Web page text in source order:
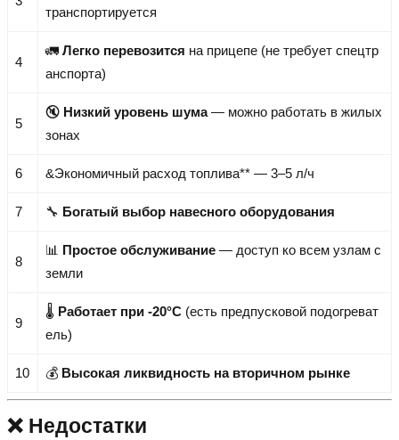
транспортируется
4
🚛 Легко перевозится на прицепе (не требует спецтр
анспорта)
5
🔇 Низкий уровень шума— можно работать в жилых
зонах
6 &Экономичный расход топлива** — 3–5 л/ч
7 🔧 Богатый выбор навесного оборудования
8
📊 Простое обслуживание — доступ ко всем узлам с
земли
9
🌡️ Работает при -20°C (есть предпусковой подогреват
ель)
10 💰 Высокая ликвидность на вторичном рынке
❌ Недостатки